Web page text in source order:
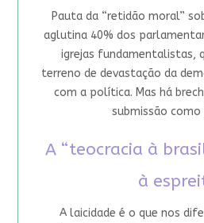
Pauta da “retidão moral”
aglutina 40% dos
igrejas fundamentalistas,
terreno de devastação da
com a política. Mas há
submissão
A “teocracia à
à
A laicidade é o que nos